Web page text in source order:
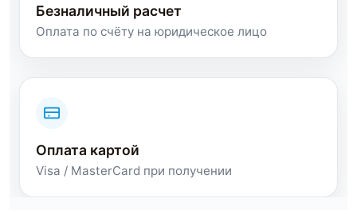
Безналичный расчет
Оплата по счёту на юридическое лицо
Оплата картой
Visa / MasterCard при получении